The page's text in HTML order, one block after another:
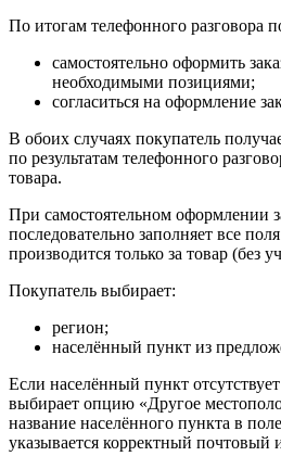
По итогам телефонного разговора
самостоятельно оформить
необходимыми позициями;
согласиться на оформление
В обоих случаях покупатель
по результатам телефонного
товара.
При самостоятельном оформлении
последовательно заполняет все
производится только за товар (без
Покупатель выбирает:
регион;
населённый пункт из
Если населённый пункт
выбирает опцию «Другое
название населённого пункта в
указывается корректный почтовый